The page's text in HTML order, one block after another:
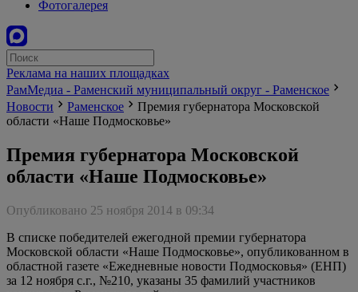
Фотогалерея
Реклама на наших площадках
РамМедиа - Раменский муниципальный округ - Раменское
Новости
Раменское
Премия губернатора Московской
области «Наше Подмосковье»
Премия губернатора Московской
области «Наше Подмосковье»
Опубликовано 25 ноября 2014 в 09:34
В списке победителей ежегодной премии губернатора
Московской области «Наше Подмосковье», опубликованном в
областной газете «Ежедневные новости Подмосковья» (ЕНП)
за 12 ноября с.г., №210, указаны 35 фамилий участников